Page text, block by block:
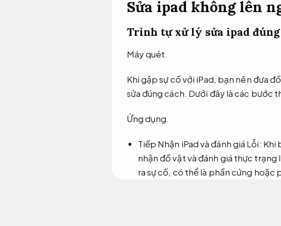
Sửa ipad không lên
Trình tự xử lý sửa ipad
Máy quét.
Khi gặp sự cố với iPad, bạn nên đưa
sửa đúng cách. Dưới đây là các bước
Ứng dụng.
Tiếp Nhận iPad và đánh giá Lỗi:
nhận đồ vật và đánh giá thực trạng
ra sự cố, có thể là phần cứng hoặc